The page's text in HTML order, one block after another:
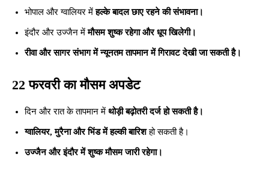
भोपाल और ग्वालियर मेंहल्के बादल छाए रहने की संभावना।
इंदौर और उज्जैन मेंमौसम शुष्क रहेगा और धूप खिलेगी।
रीवा और सागर संभाग में न्यूनतम तापमान में गिरावट देखी जा सकती है।
22 फरवरी का मौसम अपडेट
दिन और रात के तापमान में थोड़ी बढ़ोतरी दर्ज हो सकती है।
ग्वालियर, मुरैना और भिंड में हल्की बारिशहो सकती है।
उज्जैन और इंदौर में शुष्क मौसम जारी रहेगा।